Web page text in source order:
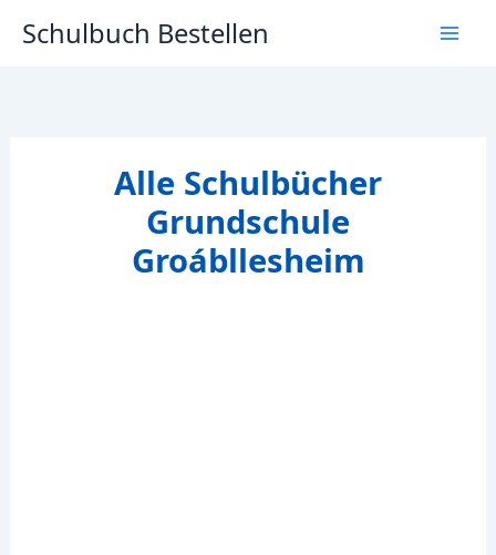
InhaltSchulbuch Bestellen
Alle Schulbücher
Grundschule
Groábllesheim